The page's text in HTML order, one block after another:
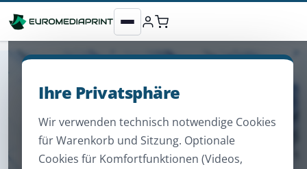
Ihre Privatsphäre
Wir verwenden technisch notwendige Cookies
für Warenkorb und Sitzung. Optionale
Cookies für Komfortfunktionen (Videos,